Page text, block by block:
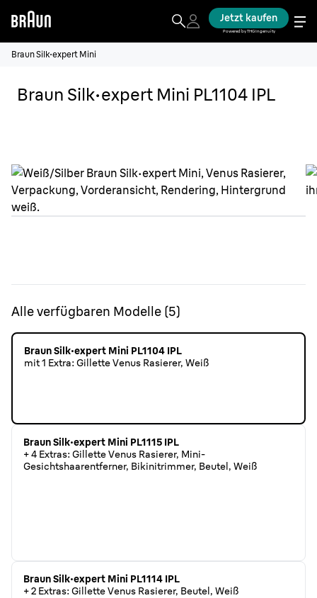
Jetzt kaufen
Powered by THG Ingenuity
Braun Silk·expert Mini
Braun Silk·expert Mini PL1104 IPL
Alle verfügbaren Modelle (5)
Braun Silk·expert Mini PL1104 IPL
mit 1 Extra: Gillette Venus Rasierer, Weiß
Braun Silk·expert Mini PL1115 IPL
+ 4 Extras: Gillette Venus Rasierer, Mini-
Gesichtshaarentferner, Bikinitrimmer, Beutel, Weiß
Braun Silk·expert Mini PL1114 IPL
+ 2 Extras: Gillette Venus Rasierer, Beutel, Weiß